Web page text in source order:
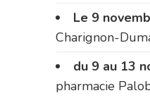
Le 9
Charignon-
du 9 au 13
pharmacie